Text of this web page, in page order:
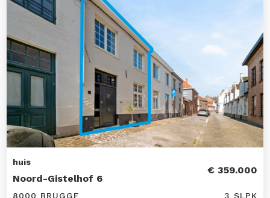
huis
Noord-Gistelhof 6
€ 359.000
8000 BRUGGE 3 SLPK